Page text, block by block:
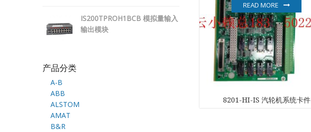
IS200TPROH1BCB 模拟量输入
输出模块
产品分类
A-B
ABB
ALSTOM
AMAT
B&R
8201-HI-IS 汽轮机系统卡件
READ MORE